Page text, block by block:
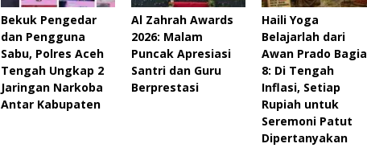
Bekuk Pengedar
dan Pengguna
Sabu, Polres Aceh
Tengah Ungkap 2
Jaringan Narkoba
Antar Kabupaten
Al Zahrah Awards
2026: Malam
Puncak Apresiasi
Santri dan Guru
Berprestasi
Haili Yoga
Belajarlah dari
Awan Prado
8: Di Tengah
Inflasi, Setiap
Rupiah untuk
Seremoni Patut
Dipertanyakan